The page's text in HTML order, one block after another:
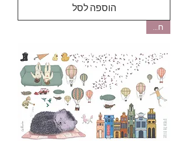
הוספה לסל
חדש